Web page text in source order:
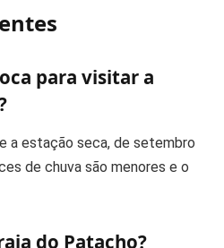
para visitar a
a estação seca, de setembro
de chuva são menores e o
do Patacho?